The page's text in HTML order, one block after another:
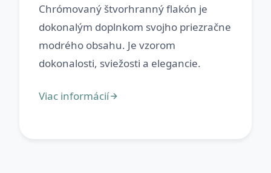
Chrómovaný štvorhranný flakón je
dokonalým doplnkom svojho priezračne
modrého obsahu. Je vzorom